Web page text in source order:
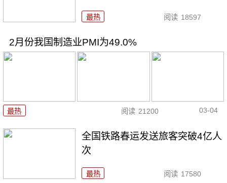
最热 阅读 18597
2月份我国制造业PMI为49.0%
最热 阅读 21200 03-04
全国铁路春运发送旅客突破4亿人
次
最热 阅读 17580